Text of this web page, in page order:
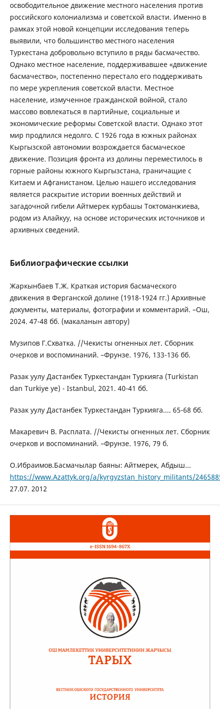
освободительное движение местного населения против
российского колониализма и советской власти. Именно в
рамках этой новой концепции исследования теперь
выявили, что большинство местного населения
Туркестана добровольно вступило в ряды басмачество.
Однако местное население, поддерживавшее «движение
басмачество», постепенно перестало его поддерживать
по мере укрепления советской власти. Местное
население, измученное гражданской войной, стало
массово вовлекаться в партийные, социальные и
экономические реформы Советской власти. Однако этот
мир продлился недолго. С 1926 года в южных районах
Кыргызской автономии возрождается басмаческое
движение. Позиция фронта из долины переместилось в
горные районы южного Кыргызстана, граничащие с
Китаем и Афганистаном. Целью нашего исследования
является раскрытие истории военных действий и
загадочной гибели Айтмерек курбашы Токтоманжиева,
родом из Алайкуу, на основе исторических источников и
архивных сведений.
Библиографические ссылки
Жаркынбаев Т.Ж. Краткая история басмаческого
движения в Ферганской долине (1918-1924 гг.) Архивные
документы, материалы, фотографии и комментарий. –Ош,
2024. 47-48 бб. (макаланын автору)
Музипов Г.Схватка. //Чекисты огненных лет. Сборник
очерков и воспоминаний. –Фрунзе. 1976, 133-136 бб.
Разак уулу Дастанбек Туркестандан Туркияга (Turkistan
dan Turkiye ye) - Istanbul, 2021. 40-41 бб.
Разак уулу Дастанбек Туркестандан Туркияга.... 65-68 бб.
Макаревич В. Расплата. //Чекисты огненных лет. Сборник
очерков и воспоминаний. –Фрунзе. 1976, 79 б.
О.Ибраимов.Басмачылар баяны: Айтмерек, Абдыш...
https://www.Azattyk.org/a/kyrgyzstan_history_militants/
27.07. 2012